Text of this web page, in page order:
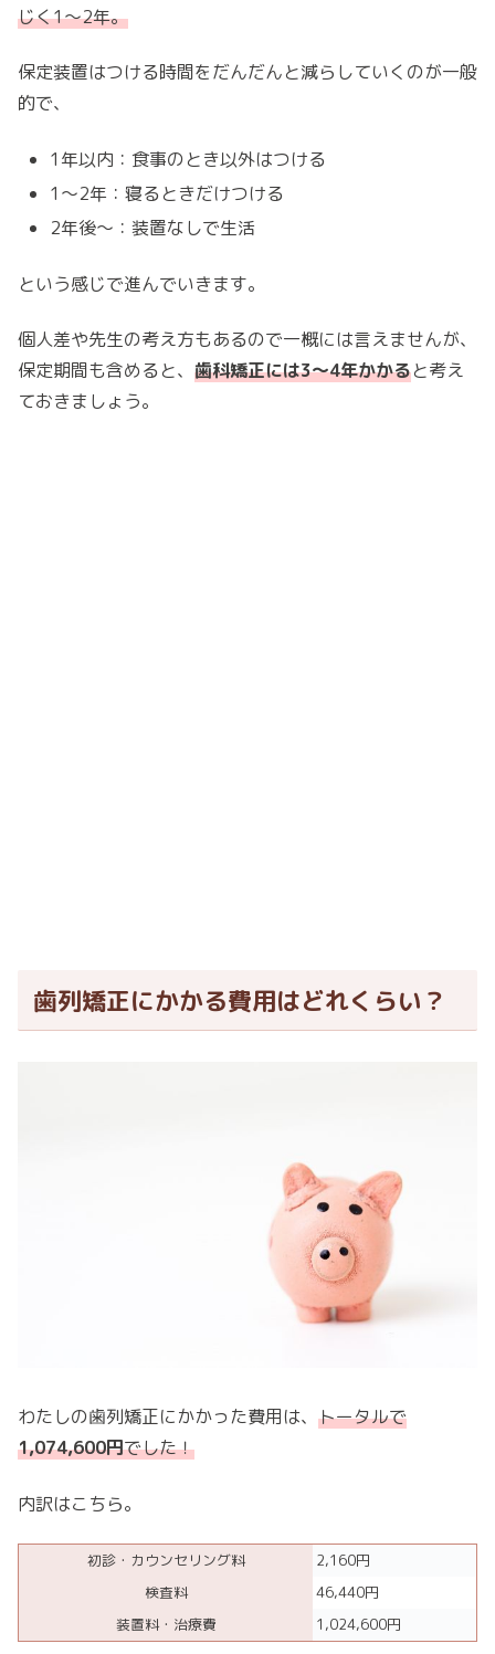
じく1〜2年。
保定装置はつける時間をだんだんと減らしていくのが一般
的で、
1年以内：食事のとき以外はつける
1〜2年：寝るときだけつける
2年後〜：装置なしで生活
という感じで進んでいきます。
個人差や先生の考え方もあるので一概には言えませんが、
保定期間も含めると、 歯科矯正には3〜4年かかると考え
ておきましょう。
歯列矯正にかかる費用はどれくらい？
わたしの歯列矯正にかかった費用は、 トータルで
1,074,600円でした！
内訳はこちら。
初診・カウンセリング料
2,160円
検査料
46,440円
装置料・治療費
1,024,600円